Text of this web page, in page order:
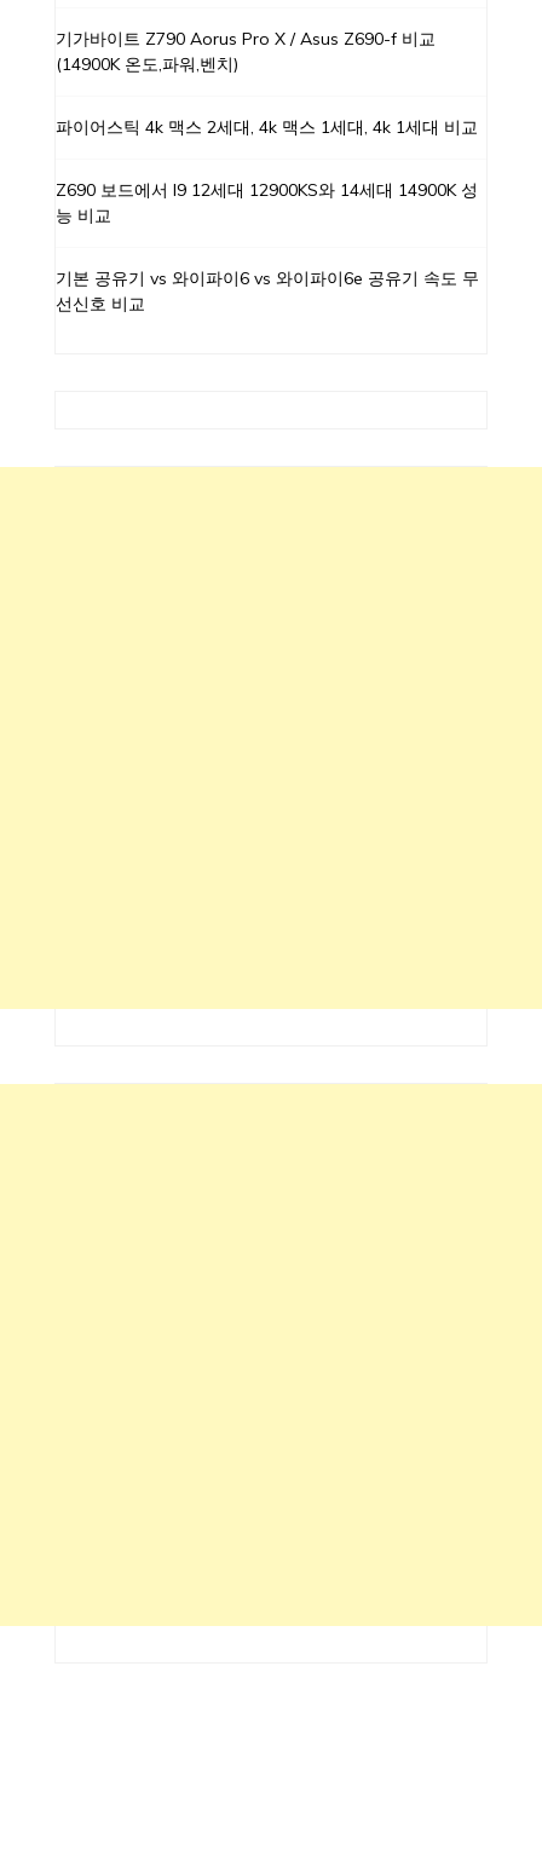
기가바이트 Z790 Aorus Pro X / Asus Z690-f 비교
(14900K 온도,파워,벤치)
파이어스틱 4k 맥스 2세대, 4k 맥스 1세대, 4k 1세대 비교
Z690 보드에서 I9 12세대 12900KS와 14세대 14900K 성
능 비교
기본 공유기 vs 와이파이6 vs 와이파이6e 공유기 속도 무
선신호 비교